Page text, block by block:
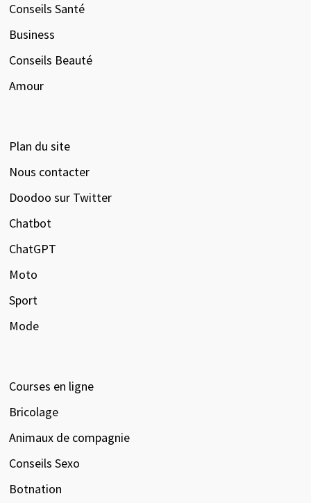
Conseils Santé
Business
Conseils Beauté
Amour
Plan du site
Nous contacter
Doodoo sur Twitter
Chatbot
ChatGPT
Moto
Sport
Mode
Courses en ligne
Bricolage
Animaux de compagnie
Conseils Sexo
Botnation